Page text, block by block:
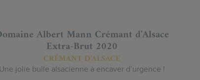
Albert Mann Crémant d'Alsace
Extra-Brut 2020
CRÉMANT D’ALSACE
jolie bulle alsacienne à encaver d’urgence !